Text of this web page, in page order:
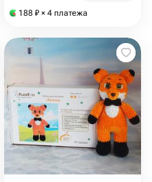
188 ₽ × 4 платежа